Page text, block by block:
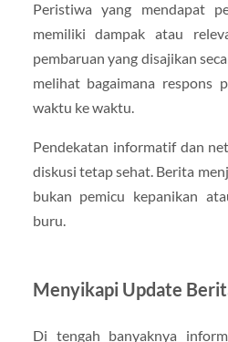
Peristiwa yang mendapat
memiliki dampak atau
pembaruan yang disajikan
melihat bagaimana respons
waktu ke waktu.
Pendekatan informatif dan
diskusi tetap sehat. Berita
bukan pemicu kepanikan
buru.
Menyikapi Update
Di tengah banyaknya